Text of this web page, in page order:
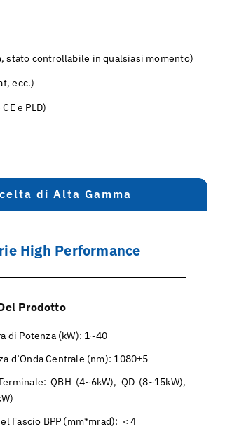
stato controllabile in qualsiasi momento)
ecc.)
e PLD)
di Alta Gamma
High Performance
Prodotto
di Potenza (kW): 1~40
d’Onda Centrale (nm): 1080±5
QBH (4~6kW), QD (8~15kW),
Fascio BPP (mm*mrad): ＜4